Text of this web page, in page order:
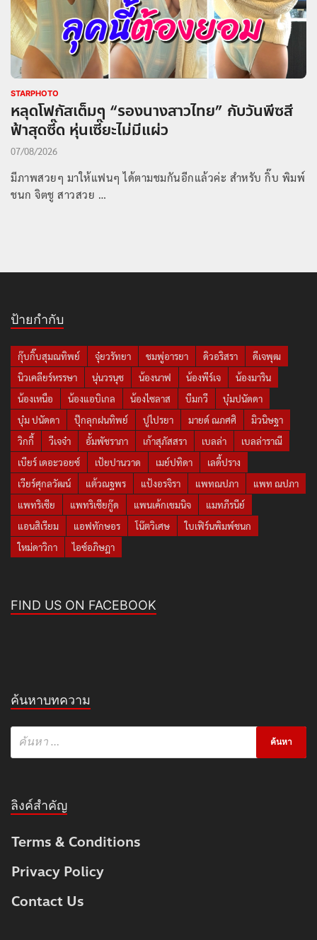
STARPHOTO
หลุดโฟกัสเต็มๆ “รองนางสาวไทย” กับวันพีซสี
ฟ้าสุดซี๊ด หุ่นเซี๊ยะไม่มีแผ่ว
07/08/2026
มีภาพสวยๆ มาให้แฟนๆ ได้ตามชมกันอีกแล้วค่ะ สำหรับ กิ๊บ พิมพ์
ชนก จิตชู สาวสวย …
ป้ายกำกับ
กุ๊บกิ๊บสุมณทิพย์ จุ๋ยวรัทยา ชมพู่อารยา ดิวอริสรา
ดีเจพุฒ
นิวเคลียร์หรรษา
นุ่นวรนุช น้องนาฟ น้องพีร์เจ
น้องมาริน
น้องเหนือ
น้องแอบิเกล น้องไซลาส บีมกวี
บุ๋มปนัดดา
บุ๋ม ปนัดดา
ปุ๊กลุกฝนทิพย์ ปูไปรยา มายด์ ณภศศิ
มิวนิษฐา
วิกกี้
วีเจจ๋า อั้มพัชราภา เก้าสุภัสสรา เบลล่า
เบลล่าราณี
เบียร์ เดอะวอยซ์
เป้ยปานวาด เมย์ปทิดา
เลดี้ปราง
เวียร์ศุกลวัฒน์
แต้วณฐพร แป้งอรจิรา แพทณปภา
แพท ณปภา
แพทริเซีย
แพทริเซียกู๊ด แพนเค้กเขมนิจ
แมทภีรนีย์
แอนสิเรียม
แอฟทักษอร โน๊ตวิเศษ
ใบเฟิร์นพิมพ์ชนก
ใหม่ดาวิกา
ไอซ์อภิษฎา
FIND US ON FACEBOOK
ค้นหาบทความ
ลิงค์สำคัญ
Terms & Conditions
Privacy Policy
Contact Us